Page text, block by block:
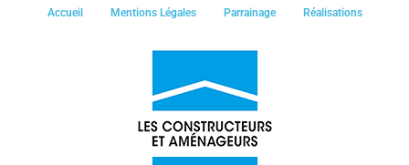
Accueil Mentions Légales Parrainage Réalisations